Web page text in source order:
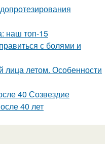
наш топ-15
с болями и
лица летом. Особенности
40 Созвездие
40 лет